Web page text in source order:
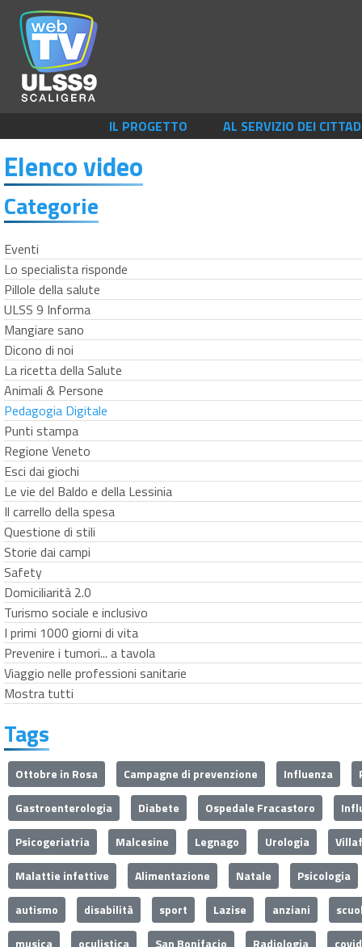
IL PROGETTO AL SERVIZIO DEI
Elenco video
Categorie
Eventi
Lo specialista risponde
Pillole della salute
ULSS 9 Informa
Mangiare sano
Dicono di noi
La ricetta della Salute
Animali & Persone
Pedagogia Digitale
Punti stampa
Regione Veneto
Esci dai giochi
Le vie del Baldo e della Lessinia
Il carrello della spesa
Questione di stili
Storie dai campi
Safety
Domiciliarità 2.0
Turismo sociale e inclusivo
I primi 1000 giorni di vita
Prevenire i tumori... a tavola
Viaggio nelle professioni sanitarie
Mostra tutti
Tags
Ottobre in Rosa Campagne di prevenzione Influenza
Gastroenterologia
Diabete Ospedale Fracastoro
Psicogeriatria
Malcesine Legnago Urologia
Malattie infettive
Alimentazione Natale
Psicologia
autismo
disabilità sport Lazise anziani
musica
oculistica San Bonifacio Radiologia